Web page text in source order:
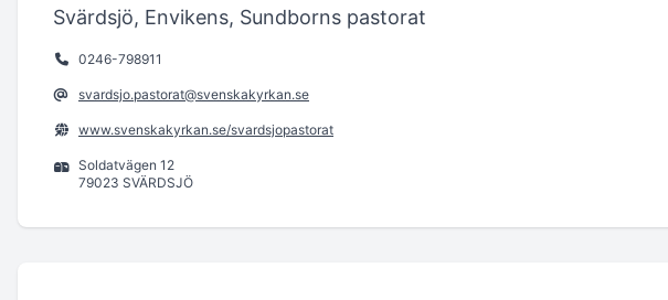
Svärdsjö, Envikens, Sundborns pastorat
0246-798911
svardsjo.pastorat@svenskakyrkan.se
www.svenskakyrkan.se/svardsjopastorat
Soldatvägen 12
79023 SVÄRDSJÖ